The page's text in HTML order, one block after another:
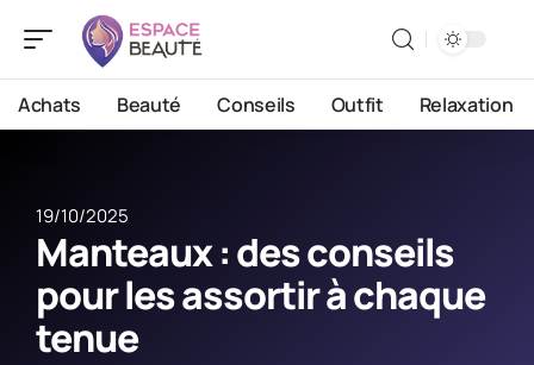
Achats Beauté Conseils Outfit Relaxation
19/10/2025
Manteaux : des conseils
pour les assortir à chaque
tenue